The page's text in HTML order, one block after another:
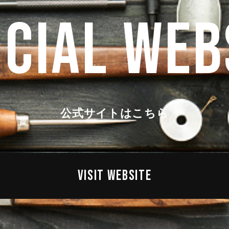
公式サイトはこちら
VISIT WEBSITE